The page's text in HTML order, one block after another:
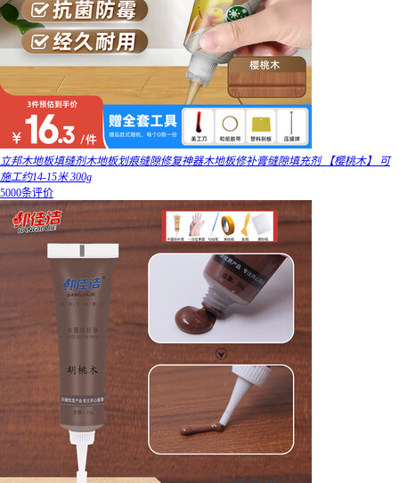
立邦木地板填缝剂木地板划痕缝隙修复神器木地板修补膏缝隙填充剂 【樱桃木】 可
施工约14-15米 300g
5000条评价